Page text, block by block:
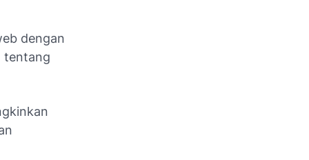
dengan
tentang